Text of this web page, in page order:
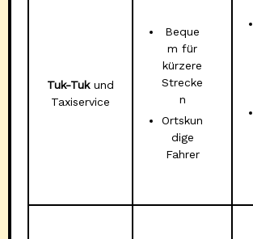
Tuk-Tukund
Taxiservice
Beque
m für
kürzere
Strecke
n
Ortskun
dige
Fahrer